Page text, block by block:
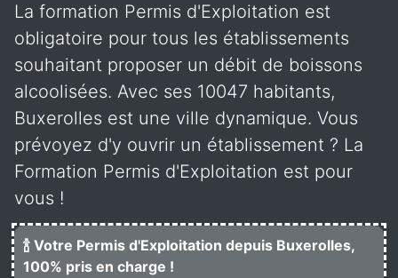
La formation Permis d'Exploitation est
obligatoire pour tous les établissements
souhaitant proposer un débit de boissons
alcoolisées. Avec ses 10047 habitants,
Buxerolles est une ville dynamique. Vous
prévoyez d'y ouvrir un établissement ? La
Formation Permis d'Exploitation est pour
vous !
🍾 Votre Permis d'Exploitation depuis Buxerolles,
100% pris en charge !